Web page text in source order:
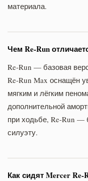
материала.
Чем Re-Run
Re-Run — базовая
Re-Run Max оснащён
мягким и лёгким
дополнительной
при ходьбе, Re-Run —
силуэту.
Как сидят Mercer